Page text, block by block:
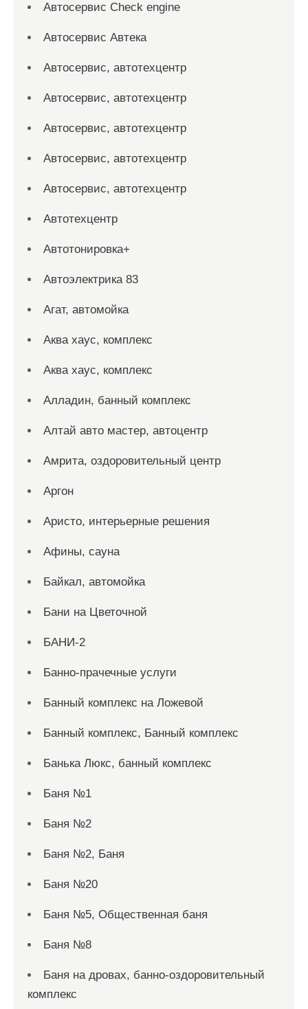
Автосервис Check engine
Автосервис Автека
Автосервис, автотехцентр
Автосервис, автотехцентр
Автосервис, автотехцентр
Автосервис, автотехцентр
Автосервис, автотехцентр
Автотехцентр
Автотонировка+
Автоэлектрика 83
Агат, автомойка
Аква хаус, комплекс
Аква хаус, комплекс
Алладин, банный комплекс
Алтай авто мастер, автоцентр
Амрита, оздоровительный центр
Аргон
Аристо, интерьерные решения
Афины, сауна
Байкал, автомойка
Бани на Цветочной
БАНИ-2
Банно-прачечные услуги
Банный комплекс на Ложевой
Банный комплекс, Банный комплекс
Банька Люкс, банный комплекс
Баня №1
Баня №2
Баня №2, Баня
Баня №20
Баня №5, Общественная баня
Баня №8
Баня на дровах, банно-оздоровительный
комплекс